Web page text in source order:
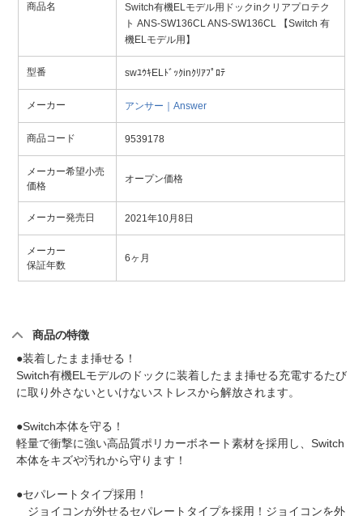
商品名
Switch有機ELモデル用ドックinクリアプロテク
ト ANS-SW136CL ANS-SW136CL 【Switch 有
機ELモデル用】
型番 swﾕｳｷELﾄﾞｯｸinｸﾘｱﾌﾟﾛﾃ
メーカー アンサー｜Answer
商品コード 9539178
メーカー希望小売
価格
オープン価格
メーカー発売日 2021年10月8日
メーカー
保証年数
6ヶ月
商品の特徴
●装着したまま挿せる！
Switch有機ELモデルのドックに装着したまま挿せる充電するたび
に取り外さないといけないストレスから解放されます。
●Switch本体を守る！
軽量で衝撃に強い高品質ポリカーボネート素材を採用し、Switch
本体をキズや汚れから守ります！
●セパレートタイプ採用！
ジョイコンが外せるセパレートタイプを採用！ジョイコンを外